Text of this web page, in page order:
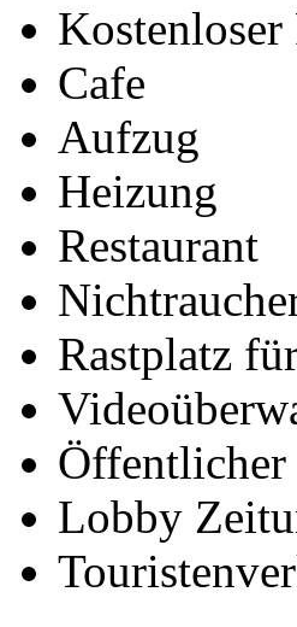
Cafe
Aufzug
Heizung
Restaurant
Rastplatz
Lobby